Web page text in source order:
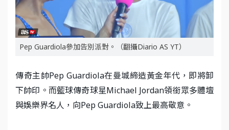
Pep Guardiola參加告別派對。（翻攝Diario AS YT）
傳奇主帥Pep Guardiola在曼城締造黃金年代，即將卸
下帥印。而籃球傳奇球星Michael Jordan領銜眾多體壇
與娛樂界名人，向Pep Guardiola致上最高敬意。